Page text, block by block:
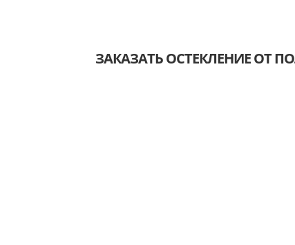
ЗАКАЗАТЬ ОСТЕКЛЕНИЕ ОТ